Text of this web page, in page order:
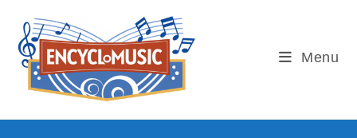
content
Menu